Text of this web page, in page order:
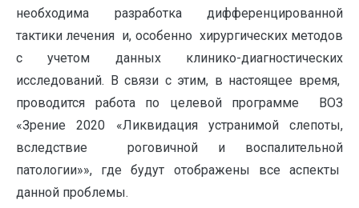
необходима разработка дифференцированной
тактики лечения и, особенно хирургических методов
с учетом данных клинико-диагностических
исследований. В связи с этим, в настоящее время,
проводится работа по целевой программе ВОЗ
«Зрение 2020 «Ликвидация устранимой слепоты,
вследствие роговичной и воспалительной
патологии»», где будут отображены все аспекты
данной проблемы.